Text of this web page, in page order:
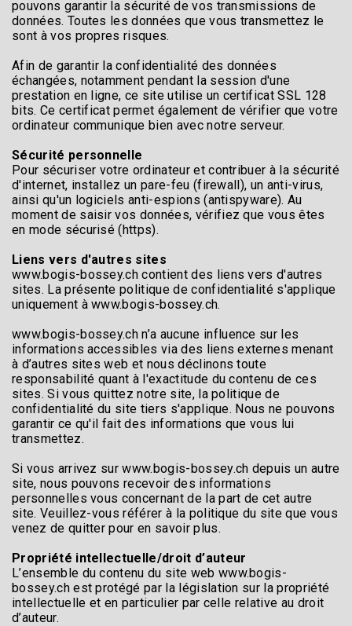
pouvons garantir la sécurité de vos transmissions de
données. Toutes les données que vous transmettez le
sont à vos propres risques.
Afin de garantir la confidentialité des données
échangées, notamment pendant la session d'une
prestation en ligne, ce site utilise un certificat SSL 128
bits. Ce certificat permet également de vérifier que votre
ordinateur communique bien avec notre serveur.
Sécurité personnelle
Pour sécuriser votre ordinateur et contribuer à la sécurité
d'internet, installez un pare-feu (firewall), un anti-virus,
ainsi qu'un logiciels anti-espions (antispyware). Au
moment de saisir vos données, vérifiez que vous êtes
en mode sécurisé (https).
Liens vers d'autres sites
www.bogis-bossey.ch contient des liens vers d'autres
sites. La présente politique de confidentialité s'applique
uniquement à www.bogis-bossey.ch.
www.bogis-bossey.ch n’a aucune influence sur les
informations accessibles via des liens externes menant
à d’autres sites web et nous déclinons toute
responsabilité quant à l'exactitude du contenu de ces
sites. Si vous quittez notre site, la politique de
confidentialité du site tiers s'applique. Nous ne pouvons
garantir ce qu'il fait des informations que vous lui
transmettez.
Si vous arrivez sur www.bogis-bossey.ch depuis un autre
site, nous pouvons recevoir des informations
personnelles vous concernant de la part de cet autre
site. Veuillez-vous référer à la politique du site que vous
venez de quitter pour en savoir plus.
Propriété intellectuelle/droit d’auteur
L’ensemble du contenu du site web www.bogis-
bossey.ch est protégé par la législation sur la propriété
intellectuelle et en particulier par celle relative au droit
d’auteur.